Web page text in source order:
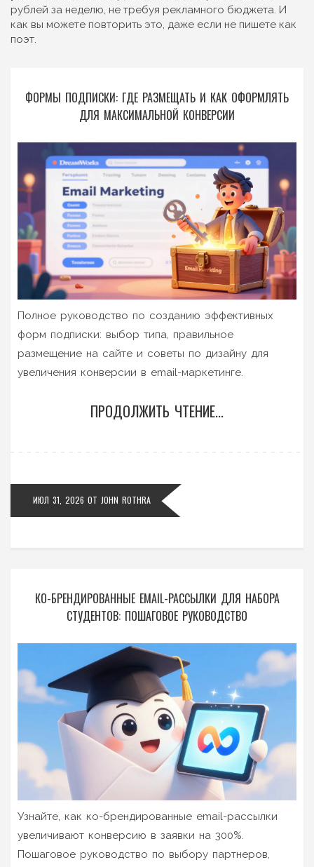
рублей за неделю, не требуя рекламного бюджета. И
как вы можете повторить это, даже если не пишете как
поэт.
ФОРМЫ ПОДПИСКИ: ГДЕ РАЗМЕЩАТЬ И КАК ОФОРМЛЯТЬ
ДЛЯ МАКСИМАЛЬНОЙ КОНВЕРСИИ
Полное руководство по созданию эффективных
форм подписки: выбор типа, правильное
размещение на сайте и советы по дизайну для
увеличения конверсии в email-маркетинге.
ПРОДОЛЖИТЬ ЧТЕНИЕ...
ИЮЛ 31, 2026 ОТ JOHN ROTHRA
КО-БРЕНДИРОВАННЫЕ EMAIL-РАССЫЛКИ ДЛЯ НАБОРА
СТУДЕНТОВ: ПОШАГОВОЕ РУКОВОДСТВО
Узнайте, как ко-брендированные email-рассылки
увеличивают конверсию в заявки на 300%.
Пошаговое руководство по выбору партнеров,